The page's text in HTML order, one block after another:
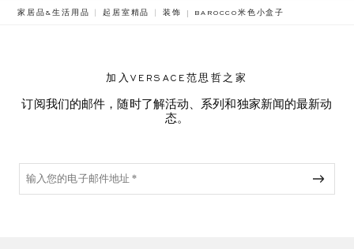
家居品&生活用品 起居室精品 装饰 BAROCCO米色小盒子
加入VERSACE范思哲之家
订阅我们的邮件，随时了解活动、系列和独家新闻的最新动
态。